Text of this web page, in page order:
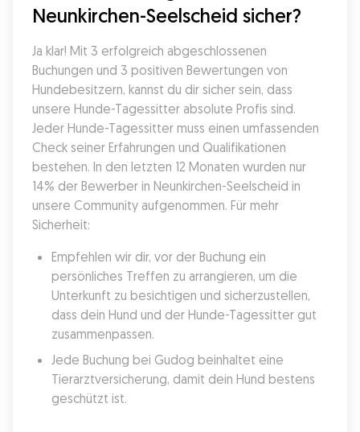
Neunkirchen-Seelscheid sicher?
Ja klar! Mit 3 erfolgreich abgeschlossenen
Buchungen und 3 positiven Bewertungen von
Hundebesitzern, kannst du dir sicher sein, dass
unsere Hunde-Tagessitter absolute Profis sind.
Jeder Hunde-Tagessitter muss einen umfassenden
Check seiner Erfahrungen und Qualifikationen
bestehen. In den letzten 12 Monaten wurden nur
14% der Bewerber in Neunkirchen-Seelscheid in
unsere Community aufgenommen. Für mehr
Sicherheit:
Empfehlen wir dir, vor der Buchung ein
persönliches Treffen zu arrangieren, um die
Unterkunft zu besichtigen und sicherzustellen,
dass dein Hund und der Hunde-Tagessitter gut
zusammenpassen.
Jede Buchung bei Gudog beinhaltet eine
Tierarztversicherung, damit dein Hund bestens
geschützt ist.